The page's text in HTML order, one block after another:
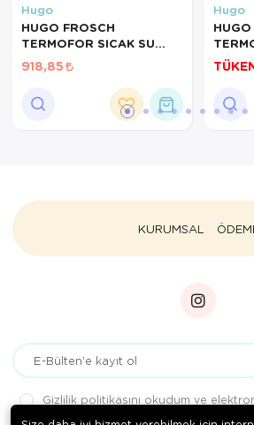
Hugo
HUGO FROSCH
TERMOFOR SICAK SU
TORBASI KREM POLAR
ZÜRAFA
918,85
Hugo
ÖRGÜ
KURUMSAL
Gizlilik politikasını okudum ve